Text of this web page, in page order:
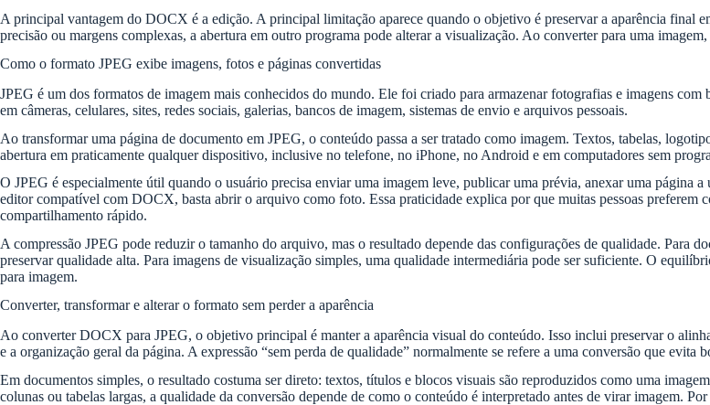
A principal vantagem do DOCX é a edição. A principal limitação aparece quando o objetivo é preservar a aparência final
precisão ou margens complexas, a abertura em outro programa pode alterar a visualização. Ao converter para uma
Como o formato JPEG exibe imagens, fotos e páginas convertidas
JPEG é um dos formatos de imagem mais conhecidos do mundo. Ele foi criado para armazenar fotografias e imagens
em câmeras, celulares, sites, redes sociais, galerias, bancos de imagem, sistemas de envio e arquivos pessoais.
Ao transformar uma página de documento em JPEG, o conteúdo passa a ser tratado como imagem. Textos, tabelas,
abertura em praticamente qualquer dispositivo, inclusive no telefone, no iPhone, no Android e em computadores sem
O JPEG é especialmente útil quando o usuário precisa enviar uma imagem leve, publicar uma prévia, anexar uma página
editor compatível com DOCX, basta abrir o arquivo como foto. Essa praticidade explica por que muitas pessoas preferem
compartilhamento rápido.
A compressão JPEG pode reduzir o tamanho do arquivo, mas o resultado depende das configurações de qualidade. Para
preservar qualidade alta. Para imagens de visualização simples, uma qualidade intermediária pode ser suficiente. O
para imagem.
Converter, transformar e alterar o formato sem perder a aparência
Ao converter DOCX para JPEG, o objetivo principal é manter a aparência visual do conteúdo. Isso inclui preservar o
e a organização geral da página. A expressão “sem perda de qualidade” normalmente se refere a uma conversão que
Em documentos simples, o resultado costuma ser direto: textos, títulos e blocos visuais são reproduzidos como uma
colunas ou tabelas largas, a qualidade da conversão depende de como o conteúdo é interpretado antes de virar imagem.